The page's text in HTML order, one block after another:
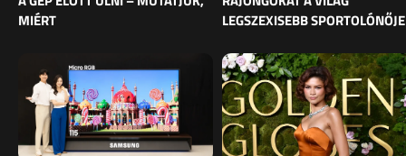
MIÉRT
LEGSZEXISEBB SPORTOLÓNŐJE